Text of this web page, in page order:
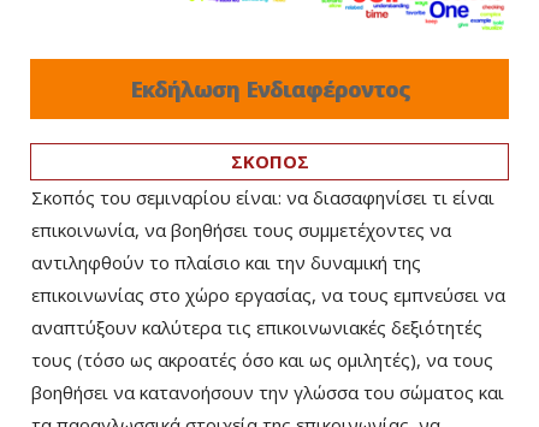
Εκδήλωση Ενδιαφέροντος
ΣΚΟΠΟΣ
Σκοπός του σεμιναρίου είναι: να διασαφηνίσει τι είναι
επικοινωνία, να βοηθήσει τους συμμετέχοντες να
αντιληφθούν το πλαίσιο και την δυναμική της
επικοινωνίας στο χώρο εργασίας, να τους εμπνεύσει να
αναπτύξουν καλύτερα τις επικοινωνιακές δεξιότητές
τους (τόσο ως ακροατές όσο και ως ομιλητές), να τους
βοηθήσει να κατανοήσουν την γλώσσα του σώματος και